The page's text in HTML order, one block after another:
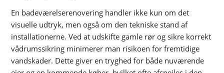
En badeværelserenovering handler ikke kun om det
visuelle udtryk, men også om den tekniske stand af
installationerne. Ved at udskifte gamle rør og sikre korrekt
vådrumssikring minimerer man risikoen for fremtidige
vandskader. Dette giver en tryghed for både nuværende